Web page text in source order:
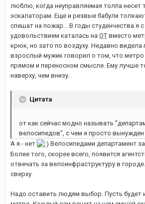
люблю, когда неуправляемая толпа несет
эскалаторам. Еще и резвые бабули
спешат на пожар... В годы студенчества я
удовольствием каталась на ОТ вместо
крюк, но зато по воздуху. Недавно видела
взрослый мужик говорил о том, что метро
прямом и переносном смысле. Ему лучше
наверху, чем внизу.
Цитата
от как сейчас модно называть
велосипедов", с чем я просто вынужден
А я - нет
Велосипедами департамент
Более того, скорее всего, появится
отвечать за велоинфраструктуру в
сверху.
Надо оставить людям выбор. Пусть будет